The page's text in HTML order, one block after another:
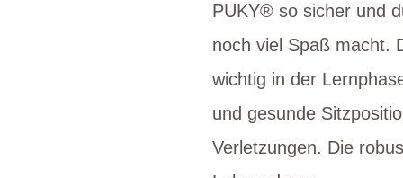
PUKY® so sicher und
noch viel Spaß macht.
wichtig in der
und gesunde
Verletzungen. Die